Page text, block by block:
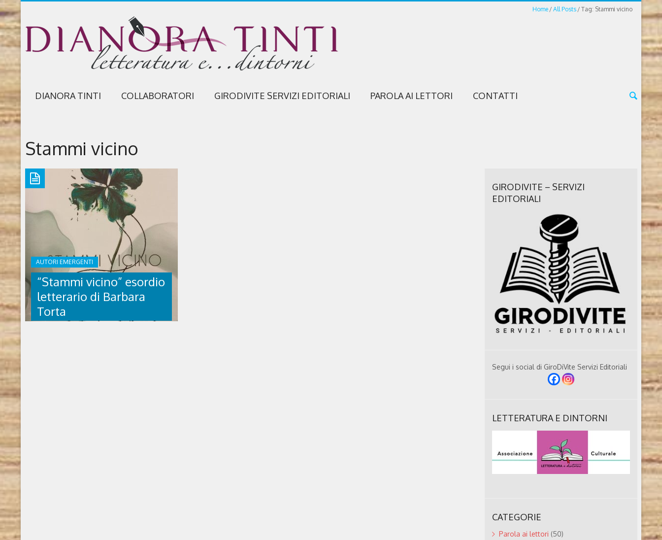
Home All Posts Tag: Stammi vicino
DIANORA TINTI COLLABORATORI GIRODIVITE SERVIZI EDITORIALI PAROLA AI LETTORI CONTATTI
Stammi vicino
AUTORI EMERGENTI
“Stammi vicino” esordio
letterario di Barbara
Torta
GIRODIVITE – SERVIZI
EDITORIALI
Segui i social di GiroDiVite Servizi Editoriali
LETTERATURA E DINTORNI
CATEGORIE
Parola ai lettori (50)